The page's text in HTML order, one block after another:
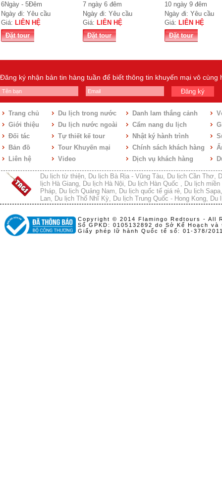
6Ngày - 5Đêm
Ngày đi: Yêu cầu
Giá: LIÊN HỆ
Đặt tour
7 ngày 6 đêm
Ngày đi: Yêu cầu
Giá: LIÊN HỆ
Đặt tour
10 ngày 9 đêm
Ngày đi: Yêu cầu
Giá: LIÊN HỆ
Đặt tour
Đăng ký nhận bản tin hàng tuần để biết thông tin khuyến mại vô cùng
Đăng ký
Trang chủ
Giới thiệu
Đối tác
Bản đồ
Liên hệ
Du lịch trong nước
Du lịch nước ngoài
Tự thiết kế tour
Tour Khuyến mại
Video
Danh lam thắng cảnh
Cẩm nang du lịch
Nhật ký hành trình
Chính sách khách hàng
Dịch vụ khách hàng
Du lịch từ thiện, Du lịch Bà Rịa - Vũng Tàu, Du lịch Cần Thơ,
lịch Hà Giang, Du lịch Hà Nội, Du lịch Hàn Quốc , Du lịch miền
Pháp, Du lịch Quảng Nam, Du lịch quốc tế giá rẻ, Du lịch Sapa
Lan, Du lịch Thổ Nhĩ Kỳ, Du lịch Trung Quốc - Hong Kong, Du
Copyright © 2014 Flamingo Redtours - All
Số GPKD: 0105132892 do Sở Kế Hoạch
Giấy phép lữ hành Quốc tế số: 01-378/